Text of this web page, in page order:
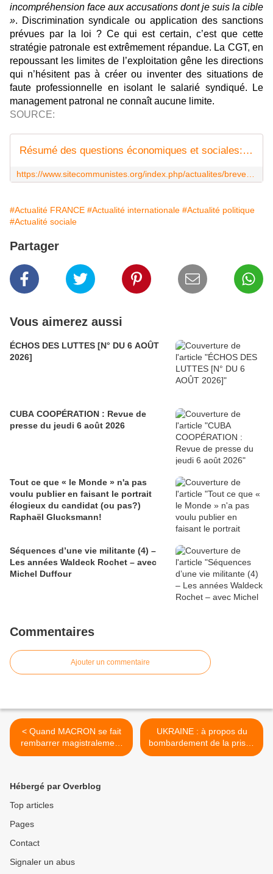
incompréhension face aux accusations dont je suis la cible
». Discrimination syndicale ou application des sanctions
prévues par la loi ? Ce qui est certain, c’est que cette
stratégie patronale est extrêmement répandue. La CGT, en
repoussant les limites de l’exploitation gêne les directions
qui n’hésitent pas à créer ou inventer des situations de
faute professionnelle en isolant le salarié syndiqué. Le
management patronal ne connaît aucune limite.
SOURCE:
Résumé des questions économiques et sociales: semaine n° 80 du 26 juillet 2022
#Actualité FRANCE #Actualité internationale #Actualité politique
#Actualité sociale
Partager
Vous aimerez aussi
ÉCHOS DES LUTTES [N° DU 6 AOÛT
2026]
CUBA COOPÉRATION : Revue de
presse du jeudi 6 août 2026
Tout ce que « le Monde » n'a pas
voulu publier en faisant le portrait
élogieux du candidat (ou pas?)
Raphaël Glucksmann!
Séquences d’une vie militante (4) –
Les années Waldeck Rochet – avec
Michel Duffour
Commentaires
Ajouter un commentaire
< Quand MACRON se fait
rembarrer magistralement
en visite au BÉNIN (courte
UKRAINE : à propos du
bombardement de la prison
d'Olenivka >
Hébergé par Overblog
Top articles
Pages
Contact
Signaler un abus